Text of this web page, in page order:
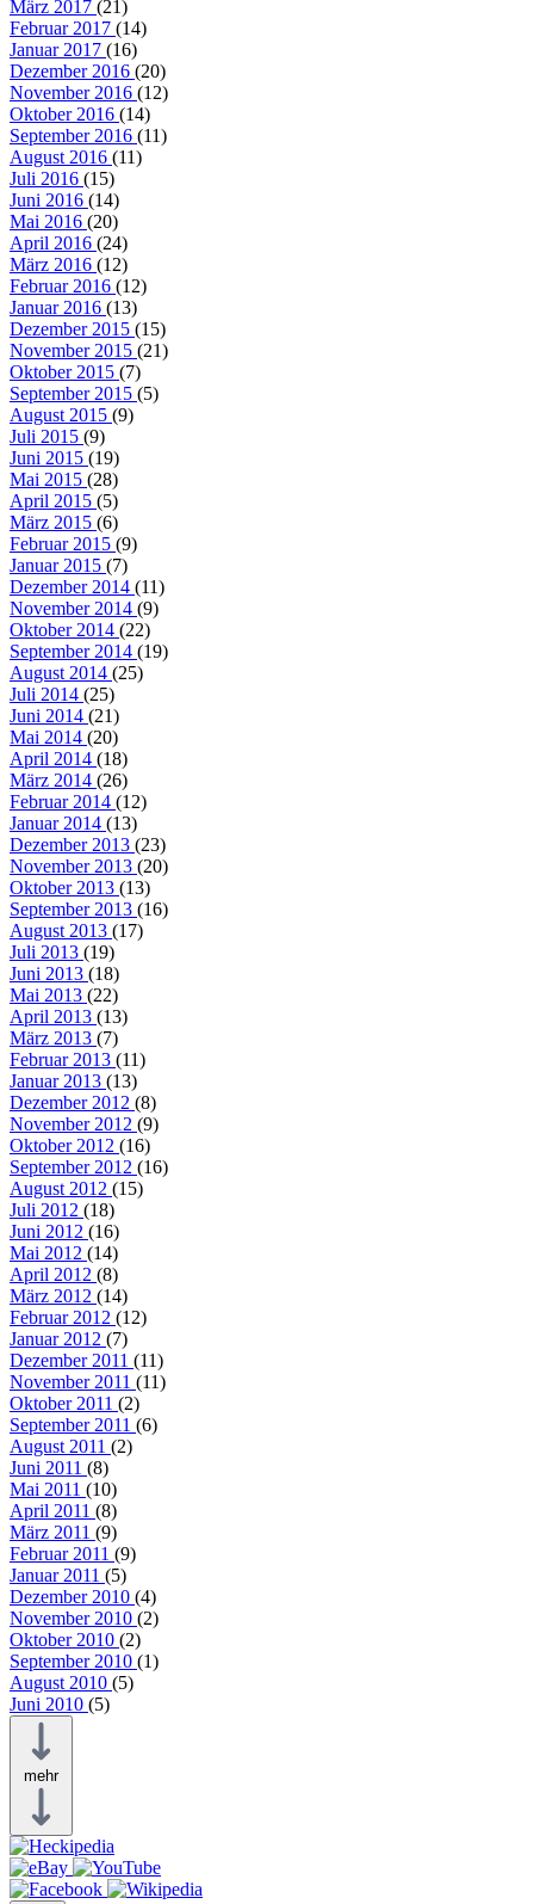
März 2017 (21)
Februar 2017 (14)
Januar 2017 (16)
Dezember 2016 (20)
November 2016 (12)
Oktober 2016 (14)
September 2016 (11)
August 2016 (11)
Juli 2016 (15)
Juni 2016 (14)
Mai 2016 (20)
April 2016 (24)
März 2016 (12)
Februar 2016 (12)
Januar 2016 (13)
Dezember 2015 (15)
November 2015 (21)
Oktober 2015 (7)
September 2015 (5)
August 2015 (9)
Juli 2015 (9)
Juni 2015 (19)
Mai 2015 (28)
April 2015 (5)
März 2015 (6)
Februar 2015 (9)
Januar 2015 (7)
Dezember 2014 (11)
November 2014 (9)
Oktober 2014 (22)
September 2014 (19)
August 2014 (25)
Juli 2014 (25)
Juni 2014 (21)
Mai 2014 (20)
April 2014 (18)
März 2014 (26)
Februar 2014 (12)
Januar 2014 (13)
Dezember 2013 (23)
November 2013 (20)
Oktober 2013 (13)
September 2013 (16)
August 2013 (17)
Juli 2013 (19)
Juni 2013 (18)
Mai 2013 (22)
April 2013 (13)
März 2013 (7)
Februar 2013 (11)
Januar 2013 (13)
Dezember 2012 (8)
November 2012 (9)
Oktober 2012 (16)
September 2012 (16)
August 2012 (15)
Juli 2012 (18)
Juni 2012 (16)
Mai 2012 (14)
April 2012 (8)
März 2012 (14)
Februar 2012 (12)
Januar 2012 (7)
Dezember 2011 (11)
November 2011 (11)
Oktober 2011 (2)
September 2011 (6)
August 2011 (2)
Juni 2011 (8)
Mai 2011 (10)
April 2011 (8)
März 2011 (9)
Februar 2011 (9)
Januar 2011 (5)
Dezember 2010 (4)
November 2010 (2)
Oktober 2010 (2)
September 2010 (1)
August 2010 (5)
Juni 2010 (5)
mehr